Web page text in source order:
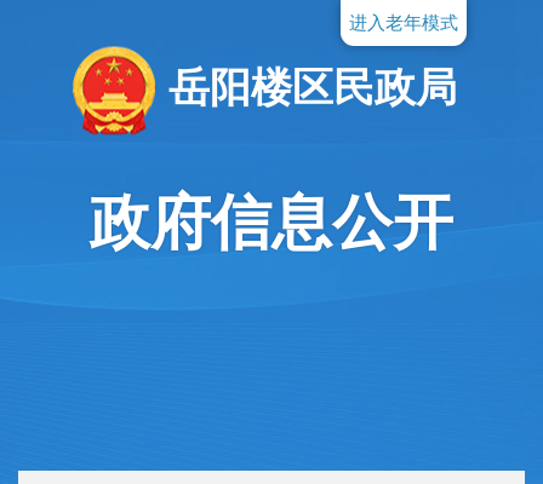
进入老年模式
岳阳楼区民政局
政府信息公开